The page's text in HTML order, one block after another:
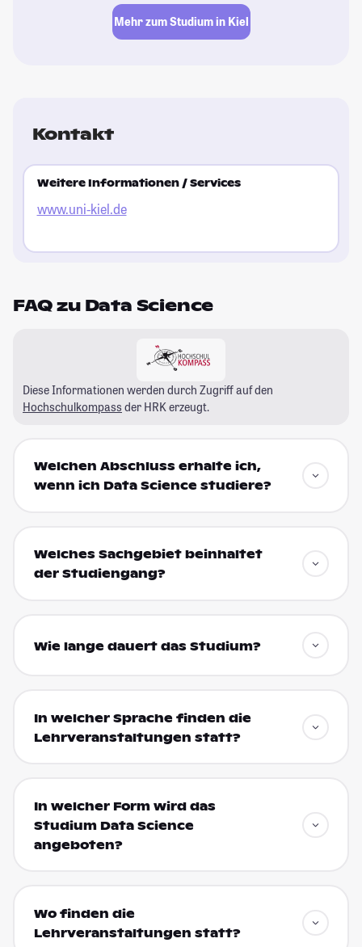
Mehr zum Studium in Kiel
Kontakt
Weitere Informationen / Services
www.uni-kiel.de
FAQ zu Data Science
Diese Informationen werden durch Zugriff auf den
Hochschulkompass der HRK erzeugt.
Welchen Abschluss erhalte ich,
wenn ich Data Science studiere?
Welches Sachgebiet beinhaltet
der Studiengang?
Wie lange dauert das Studium?
In welcher Sprache finden die
Lehrveranstaltungen statt?
In welcher Form wird das
Studium Data Science
angeboten?
Wo finden die
Lehrveranstaltungen statt?